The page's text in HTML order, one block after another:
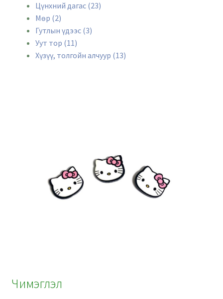
Цүнхний дагас (23)
Мөр (2)
Гутлын үдээс (3)
Уут тор (11)
Хүзүү, толгойн алчуур (13)
Чимэглэл